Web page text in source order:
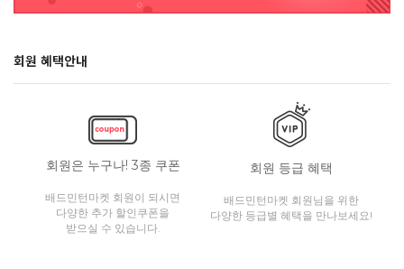
회원 혜택안내
회원은 누구나! 3종 쿠폰
배드민턴마켓 회원이 되시면
다양한 추가 할인쿠폰을
받으실 수 있습니다.
회원 등급 혜택
배드민턴마켓 회원님을 위한
다양한 등급별 혜택을 만나보세요!